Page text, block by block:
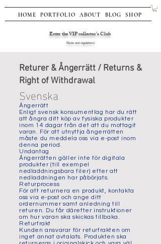
HOME PORTFOLIO ABOUT BLOG SHOP
Enter the VIP collector's Club
Rules and regulations
Returer & Ångerrätt / Returns &
Right of Withdrawal
Svenska
Ångerrätt
Enligt svensk konsumentlag har du rätt
att ångra ditt köp av fysiska produkter
inom 14 dagar från det att du mottagit
varan. För att utnyttja ångerrätten
måste du meddela oss via e-post inom
denna period.
Undantag
Ångerrätten gäller inte för digitala
produkter (till exempel
nedladdningsbara filer) efter att
nedladdningen har påbörjats.
Returprocess
För att returnera en produkt, kontakta
oss via e-post och ange ditt
ordernummer samt anledning till
returen. Du får därefter instruktioner
om hur varan ska skickas tillbaka.
Returfrakt
Kunden ansvarar för returfrakten om
inget annat avtalats. Produkten ska